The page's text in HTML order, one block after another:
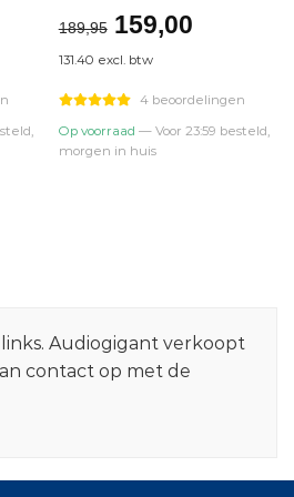
189,95
prijs
was:
€189,95.
159,00Huidige
€159,00.
131.40 excl. btw
4 beoordelingen
Op voorraad — Voor 23:59 besteld,
morgen in huis
Audiogigant verkoopt
contact op met de